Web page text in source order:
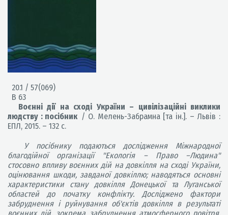
20.1 / 57(069)
В 63
Воєнні дії на сході України – цивілізаційні виклики
людству : посібник / О. Мелень-Забрамна [та ін.]. – Львів :
ЕПЛ, 2015. – 132 с.
У посібнику подаються дослідження Міжнародної
благодійної організації "Екологія – Право –Людина"
стосовно впливу воєнних дій на довкілля на сході України,
оцінювання шкоди, завданої довкіллю; наводяться основні
характеристики стану довкілля Донецької та Луганської
областей до початку конфлікту. Досліджено фактори
забруднення і руйнування об'єктів довкілля в результаті